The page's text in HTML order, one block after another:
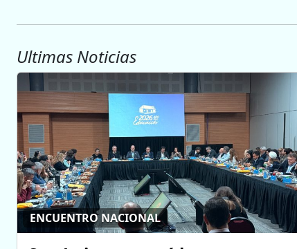
Ultimas Noticias
ENCUENTRO NACIONAL